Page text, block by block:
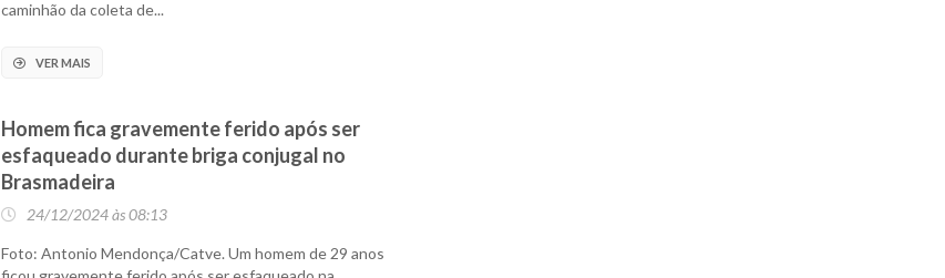
caminhão da coleta de...
VER MAIS
Homem fica gravemente ferido após ser
esfaqueado durante briga conjugal no
Brasmadeira
24/12/2024 às 08:13
Foto: Antonio Mendonça/Catve. Um homem de 29 anos